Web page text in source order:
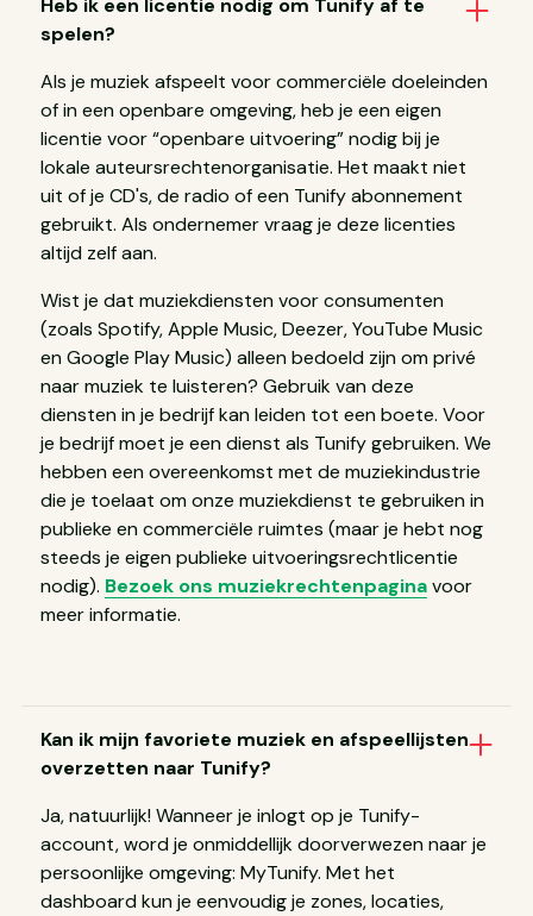
Heb ik een licentie nodig om Tunify af te
spelen?
Als je muziek afspeelt voor commerciële doeleinden
of in een openbare omgeving, heb je een eigen
licentie voor “openbare uitvoering” nodig bij je
lokale auteursrechtenorganisatie. Het maakt niet
uit of je CD's, de radio of een Tunify abonnement
gebruikt. Als ondernemer vraag je deze licenties
altijd zelf aan.
Wist je dat muziekdiensten voor consumenten
(zoals Spotify, Apple Music, Deezer, YouTube Music
en Google Play Music) alleen bedoeld zijn om privé
naar muziek te luisteren? Gebruik van deze
diensten in je bedrijf kan leiden tot een boete. Voor
je bedrijf moet je een dienst als Tunify gebruiken. We
hebben een overeenkomst met de muziekindustrie
die je toelaat om onze muziekdienst te gebruiken in
publieke en commerciële ruimtes (maar je hebt nog
steeds je eigen publieke uitvoeringsrechtlicentie
nodig). Bezoek ons muziekrechtenpaginavoor
meer informatie.
Kan ik mijn favoriete muziek en afspeellijsten
overzetten naar Tunify?
Ja, natuurlijk! Wanneer je inlogt op je Tunify-
account, word je onmiddellijk doorverwezen naar je
persoonlijke omgeving: MyTunify. Met het
dashboard kun je eenvoudig je zones, locaties,